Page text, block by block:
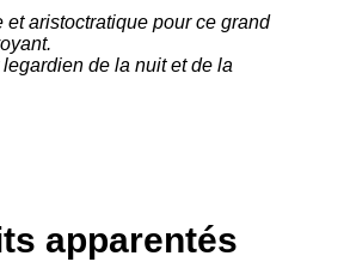
et aristoctratique pour ce grand
legardien de la nuit et de la
apparentés